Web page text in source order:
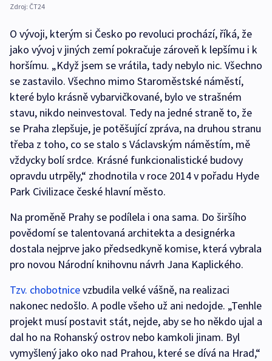
Zdroj: ČT24
O vývoji, kterým si Česko po revoluci prochází, říká, že
jako vývoj v jiných zemí pokračuje zároveň k lepšímu i k
horšímu. „Když jsem se vrátila, tady nebylo nic. Všechno
se zastavilo. Všechno mimo Staroměstské náměstí,
které bylo krásně vybarvičkované, bylo ve strašném
stavu, nikdo neinvestoval. Tedy na jedné straně to, že
se Praha zlepšuje, je potěšující zpráva, na druhou stranu
třeba z toho, co se stalo s Václavským náměstím, mě
vždycky bolí srdce. Krásné funkcionalistické budovy
opravdu utrpěly,“ zhodnotila v roce 2014 v pořadu Hyde
Park Civilizace české hlavní město.
Na proměně Prahy se podílela i ona sama. Do širšího
povědomí se talentovaná architekta a designérka
dostala nejprve jako předsedkyně komise, která vybrala
pro novou Národní knihovnu návrh Jana Kaplického.
Tzv. chobotnicevzbudila velké vášně, na realizaci
nakonec nedošlo. A podle všeho už ani nedojde. „Tenhle
projekt musí postavit stát, nejde, aby se ho někdo ujal a
dal ho na Rohanský ostrov nebo kamkoli jinam. Byl
vymyšlený jako oko nad Prahou, které se dívá na Hrad,“